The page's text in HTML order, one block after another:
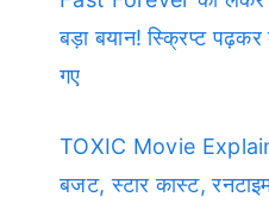
बड़ा बयान! स्क्रिप्ट
गए
TOXIC Movie
बजट, स्टार कास्ट,